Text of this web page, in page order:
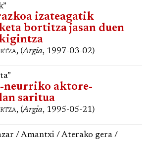
izateagatik
bortitza jasan duen
, (Argia, 1997-03-02)
neurriko aktore-
saritua
, (Argia, 1995-05-21)
/ Amantxi / Aterako gera /